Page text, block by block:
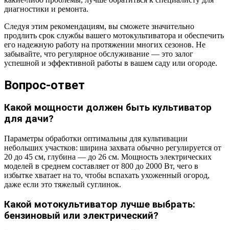
диагностики и ремонта.
Следуя этим рекомендациям, вы сможете значительно
продлить срок службы вашего мотокультиватора и обеспечить
его надежную работу на протяжении многих сезонов. Не
забывайте, что регулярное обслуживание — это залог
успешной и эффективной работы в вашем саду или огороде.
Вопрос-ответ
Какой мощности должен быть культиватор
для дачи?
Параметры обработки оптимальны для культивации
небольших участков: ширина захвата обычно регулируется от
20 до 45 см, глубина ― до 26 см. Мощность электрических
моделей в среднем составляет от 800 до 2000 Вт, чего в
избытке хватает на то, чтобы вспахать ухоженный огород,
даже если это тяжелый суглинок.
Какой мотокультиватор лучше выбрать:
бензиновый или электрический?